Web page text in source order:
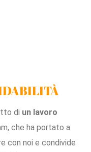
di un lavoro
che ha portato a
con noi e condivide